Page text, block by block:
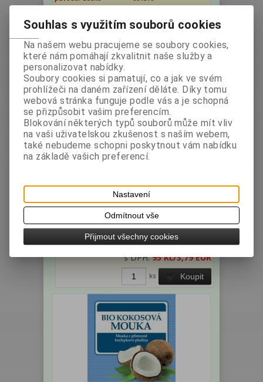
bez DPH: 73,21 Kč
Koupit
ks
004254
Hmotnost:0,25 kg
bez DPH:84,82 Kč
s DPH:95 Kč/3,79 EUR
Koupit
ks
Souhlas s využitím souborů cookies
Na našem webu pracujeme se soubory cookies,
které nám pomáhají zkvalitnit naše služby a
personalizovat nabídky.
Soubory cookies si pamatují, co a jak ve svém
prohlížeči na daném zařízení děláte. Díky tomu
webová stránka funguje podle vás a je schopná
se přizpůsobit vašim preferencím.
Blokování některých typů souborů může mít vliv
na vaši uživatelskou zkušenost s naším webem,
také nebudeme schopni poskytnout vám nabídku
na základě vašich preferencí.
Nastavení
Odmítnout vše
Přijmout všechny cookies